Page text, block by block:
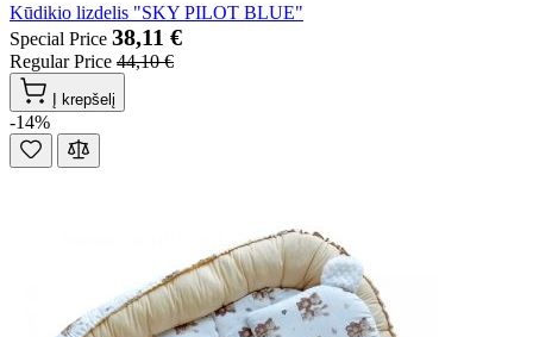
Kūdikio lizdelis "SKY PILOT BLUE"
Special Price 38,11 €
Regular Price 44,10 €
Į krepšelį
-14%